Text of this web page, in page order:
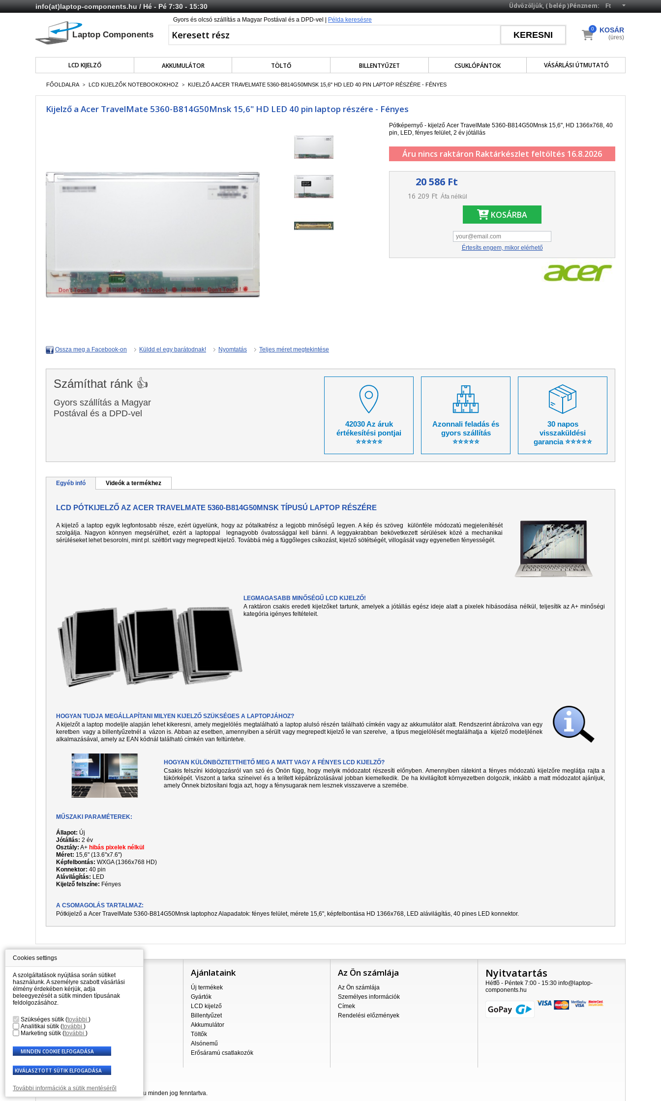
info(at)laptop-components.hu/ Hé - Pé 7:30 - 15:30 Pénznem:
Üdvözöljük, (belép)
Gyors és olcsó szállítás a Magyar Postával és a DPD-vel | Példa keresésre
LCD KIJELZŐ AKKUMULÁTOR TÖLTŐ BILLENTYŰZET CSUKLÓPÁNTOK VÁSÁRLÁSI ÚTMUTATÓ
KOSÁR
0
(üres)
FŐOLDALRA > LCD KIJELZŐK NOTEBOOKOKHOZ > KIJELZŐ A ACER TRAVELMATE 5360-B814G50MNSK 15,6" HD LED 40 PIN LAPTOP RÉSZÉRE - FÉNYES
Kijelző a Acer TravelMate 5360-B814G50Mnsk 15,6" HD LED 40 pin laptop részére - Fényes
Pótképernyő - kijelző Acer TravelMate 5360-B814G50Mnsk 15,6", HD 1366x768, 40
pin, LED, fényes felület, 2 év jótállás
Áru nincs raktáron Raktárkészlet feltöltés 16.8.2026
20 586 Ft
16 209 Ft Áfa nélkül
KOSÁRBA
Értesíts engem, mikor elérhető
Ossza meg a Facebook-on Küldd el egy barátodnak! Nyomtatás Teljes méret megtekintése
Számíthat ránk 👍
Gyors szállítás a Magyar
Postával és a DPD-vel
42030 Az áruk
értékesítési pontjai
⭐⭐⭐⭐⭐
Azonnali feladás és
gyors szállítás
⭐⭐⭐⭐⭐
30 napos
visszaküldési
garancia ⭐⭐⭐⭐⭐
Egyéb infó Videók a termékhez
LCD PÓTKIJELZŐ AZ ACER TRAVELMATE 5360-B814G50MNSK TÍPUSÚ LAPTOP RÉSZÉRE
A kijelző a laptop egyik legfontosabb része, ezért ügyelünk, hogy az pótalkatrész a legjobb minőségű legyen. A kép és szöveg különféle módozatú megjelenítését
szolgálja. Nagyon könnyen megsérülhet, ezért a laptoppal legnagyobb óvatossággal kell bánni. A leggyakrabban bekövetkezett sérülések közé a mechanikai
sérüléseket lehet besorolni, mint pl. széttört vagy megrepedt kijelző. Továbbá még a függőleges csíkozást, kijelző sötétségét, villogását vagy egyenetlen fényességét.
LEGMAGASABB MINŐSÉGŰ LCD KIJELZŐ!
A raktáron csakis eredeti kijelzőket tartunk, amelyek a jótállás egész ideje alatt a pixelek hibásodása nélkül, teljesítik az A+ minőségi
kategória igényes feltételeit.
HOGYAN TUDJA MEGÁLLAPÍTANI MILYEN KIJELZŐ SZÜKSÉGES A LAPTOPJÁHOZ?
A kijelzőt a laptop modeljle alapján lehet kikeresni, amely megjelölés megtalálható a laptop alulsó részén található címkén vagy az akkumulátor alatt. Rendszerint ábrázolva van egy
keretben vagy a billentyűzetnél a vázon is. Abban az esetben, amennyiben a sérült vagy megrepedt kijelző le van szerelve, a típus megjelölését megtalálhatja a kijelző modeljlének
alkalmazásával, amely az EAN kódnál található címkén van feltüntetve.
HOGYAN KÜLÖNBÖZTETTHETŐ MEG A MATT VAGY A FÉNYES LCD KIJELZŐ?
Csakis felszíni kidolgozásról van szó és Önön függ, hogy melyik módozatot részesíti előnyben. Amennyiben rátekint a fényes módozatú kijelzőre meglátja rajta a
tükörképét. Viszont a tarka színeivel és a telített képábrázolásával jobban kiemelkedik. De ha kivilágított környezetben dolgozik, inkább a matt módozatot ajánljuk,
amely Önnek biztosítani fogja azt, hogy a fénysugarak nem lesznek visszaverve a szemébe.
MŰSZAKI PARAMÉTEREK:
Állapot: Új
Jótállás: 2 év
Osztály: A+ hibás pixelek nélkül
Méret: 15,6" (13.6"x7.6")
Képfelbontás: WXGA (1366x768 HD)
Konnektor: 40 pin
Alávilágítás: LED
Kijelző felszíne: Fényes
A CSOMAGOLÁS TARTALMAZ:
Pótkijelző a Acer TravelMate 5360-B814G50Mnsk laptophoz Alapadatok: fényes felület, mérete 15,6", képfelbontása HD 1366x768, LED alávilágítás, 40 pines LED konnektor.
Információ
Mindent a vásárlásról
A szállítás árai
Nagykereskedés
Reklamációs szabályzat
Üzleti feltételek
A személyes adatok feldolgozása
Ajánlataink
Új termékek
Gyártók
LCD kijelző
Billentyűzet
Akkumulátor
Töltők
Alsónemű
Erősáramú csatlakozók
Az Ön számlája
Az Ön számlája
Személyes információk
Címek
Rendelési előzmények
Nyitvatartás
Hétfõ - Péntek 7:00 - 15:30 info@laptop-
components.hu
© 2007 - 2026 Laptop-Components.hu minden jog fenntartva.
Cookies settings
A szolgáltatások nyújtása során sütiket
használunk. A személyre szabott vásárlási
élmény érdekében kérjük, adja
beleegyezését a sütik minden típusának
feldolgozásához.
Szükséges sütik (további )
Analitikai sütik (további )
Marketing sütik (további )
További információk a sütik mentéséről